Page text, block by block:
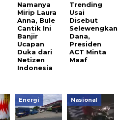
Namanya
Mirip Laura
Anna, Bule
Cantik Ini
Banjir
Ucapan
Duka dari
Netizen
Indonesia
Trending
Usai
Disebut
Selewengkan
Dana,
Presiden
ACT Minta
Maaf
Energi Nasional